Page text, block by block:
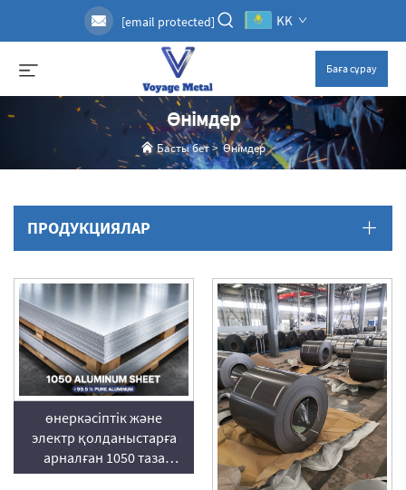
[email protected] KK
Баға сұрау
Өнімдер
Басты бет>Өнімдер
ПРОДУКЦИЯЛАР
өнеркәсіптік және
электр қолданыстарға
арналған 1050 таза
алюминий парағы